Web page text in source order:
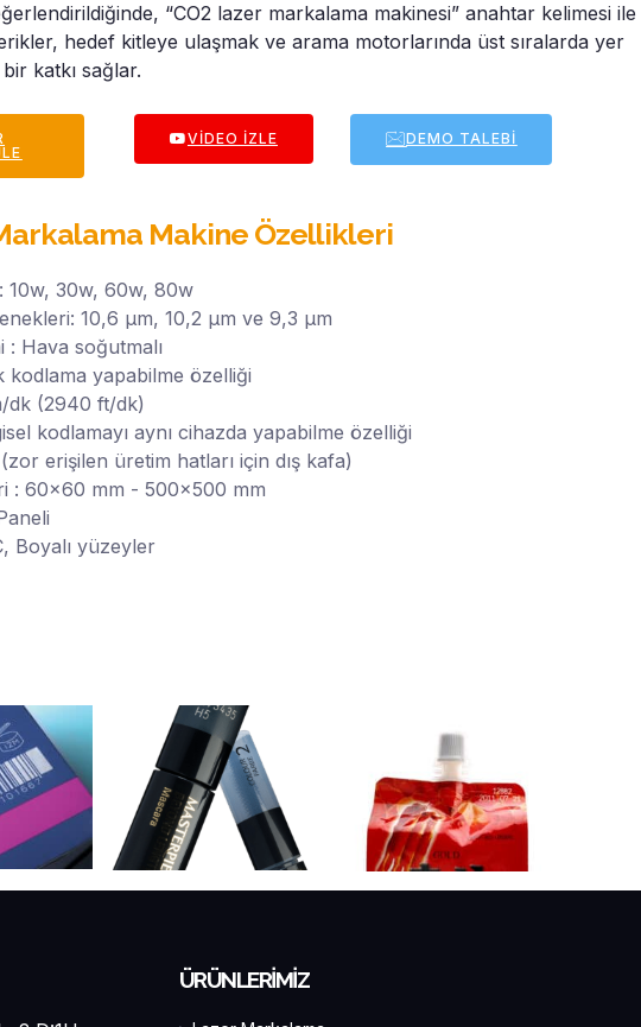
“CO2 lazer markalama makinesi” anahtar kelimesi ile
hedef kitleye ulaşmak ve arama motorlarında üst sıralarda yer
katkı sağlar.
VIDEO İZLE DEMO TALEBI
Makine Özellikleri
10w, 30w, 60w, 80w
10,6 μm, 10,2 μm ve 9,3 μm
: Hava soğutmalı
kodlama yapabilme özelliği
dk (2940 ft/dk)
kodlamayı aynı cihazda yapabilme özelliği
erişilen üretim hatları için dış kafa)
: 60x60 mm - 500x500 mm
Boyalı yüzeyler
ÜRÜNLERİMİZ